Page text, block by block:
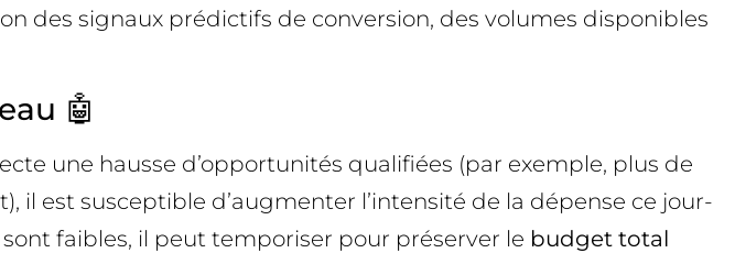
des signaux prédictifs de conversion, des volumes disponibles
🤖
une hausse d’opportunités qualifiées (par exemple, plus de
est susceptible d’augmenter l’intensité de la dépense ce jour-
faibles, il peut temporiser pour préserver le budget total